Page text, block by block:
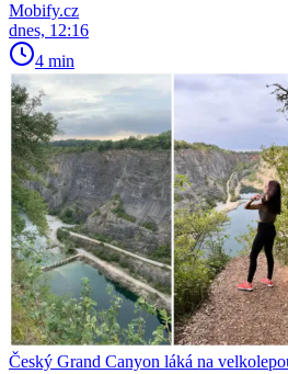
Mobify.cz
dnes, 12:16
4 min
Český Grand Canyon láká na